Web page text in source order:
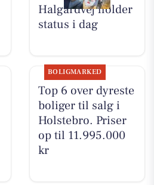
Halgårdvej holder
status i dag
BOLIGMARKED
Top 6 over dyreste
boliger til salg i
Holstebro. Priser
op til 11.995.000
kr